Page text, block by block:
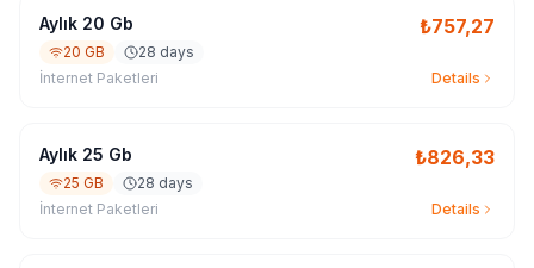
Aylık 20 Gb ₺757,27
20 GB
28 days
İnternet Paketleri
Details
Aylık 25 Gb ₺826,33
25 GB
28 days
İnternet Paketleri
Details